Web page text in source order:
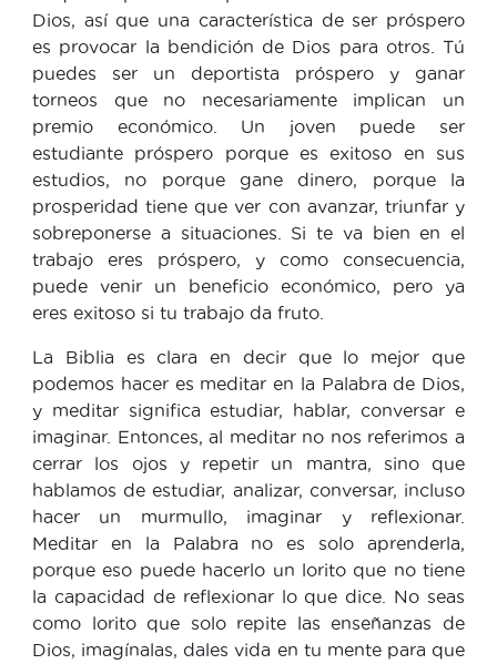
Dios, así que una característica de ser próspero
es provocar la bendición de Dios para otros. Tú
puedes ser un deportista próspero y ganar
torneos que no necesariamente implican un
premio económico. Un joven puede ser
estudiante próspero porque es exitoso en sus
estudios, no porque gane dinero, porque la
prosperidad tiene que ver con avanzar, triunfar y
sobreponerse a situaciones. Si te va bien en el
trabajo eres próspero, y como consecuencia,
puede venir un beneficio económico, pero ya
eres exitoso si tu trabajo da fruto.
La Biblia es clara en decir que lo mejor que
podemos hacer es meditar en la Palabra de Dios,
y meditar significa estudiar, hablar, conversar e
imaginar. Entonces, al meditar no nos referimos a
cerrar los ojos y repetir un mantra, sino que
hablamos de estudiar, analizar, conversar, incluso
hacer un murmullo, imaginar y reflexionar.
Meditar en la Palabra no es solo aprenderla,
porque eso puede hacerlo un lorito que no tiene
la capacidad de reflexionar lo que dice. No seas
como lorito que solo repite las enseñanzas de
Dios, imagínalas, dales vida en tu mente para que